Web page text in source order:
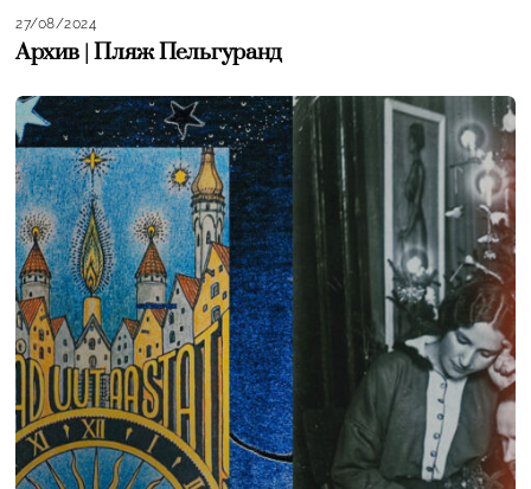
27/08/2024
Архив | Пляж Пельгуранд